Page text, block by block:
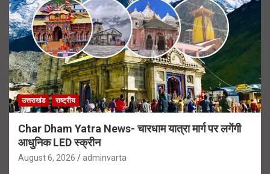
उत्तराखंड राष्ट्रीय
Char Dham Yatra News- चारधाम यात्रा मार्ग पर लगेंगी
आधुनिक LED स्क्रीन
August 6, 2026 adminvarta